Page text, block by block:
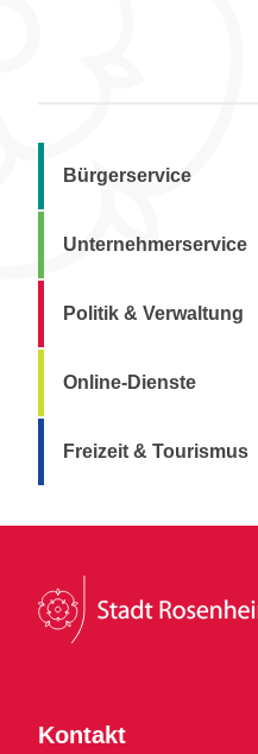
Bürgerservice
Unternehmerservice
Politik & Verwaltung
Online-Dienste
Freizeit & Tourismus
Kontakt